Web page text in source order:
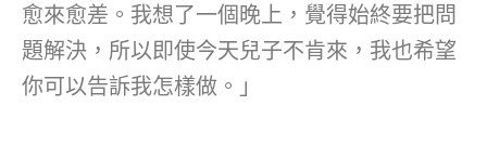
愈來愈差。我想了一個晚上，覺得始終要把問
題解決，所以即使今天兒子不肯來，我也希望
你可以告訴我怎樣做。」